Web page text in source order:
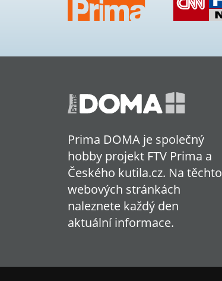
Prima DOMA je společný
hobby projekt FTV Prima a
Českého kutila.cz. Na těchto
webových stránkách
naleznete každý den
aktuální informace.